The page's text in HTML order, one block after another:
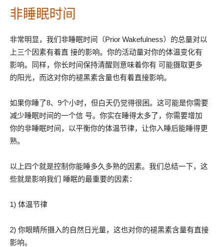
非睡眠时间
非常明显，我们非睡眠时间（Prior Wakefulness）的总量对以
上三个因素有着直 接的影响。你的活动量对你的体温变化有
影响。同样，你长时间保持清醒则意味着你有 可能摄取更多
的阳光，而这对你的褪黑素含量也有着直接影响。
如果你睡了8、9个小时，但白天仍觉得很困。这可能是你需要
减少睡眠时间的一个信 号。你实在睡得太多了，你需要增加
你的非睡眠时间，以平衡你的体温节律，让你入睡后能睡得更
熟。
以上四个就是控制你能睡多久多熟的因素。我们总结一下，这
些就是影响我们 睡眠的最重要的因素：
1) 体温节律
2) 你眼睛所摄入的自然日光量，这也对你的褪黑素含量有直接
影响。